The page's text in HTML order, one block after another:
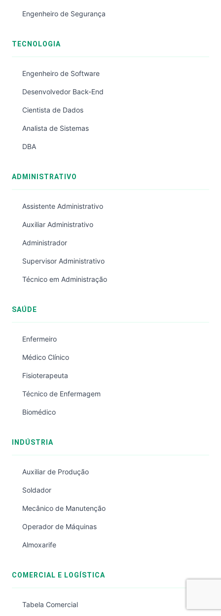
Engenheiro de Segurança
TECNOLOGIA
Engenheiro de Software
Desenvolvedor Back-End
Cientista de Dados
Analista de Sistemas
DBA
ADMINISTRATIVO
Assistente Administrativo
Auxiliar Administrativo
Administrador
Supervisor Administrativo
Técnico em Administração
SAÚDE
Enfermeiro
Médico Clínico
Fisioterapeuta
Técnico de Enfermagem
Biomédico
INDÚSTRIA
Auxiliar de Produção
Soldador
Mecânico de Manutenção
Operador de Máquinas
Almoxarife
COMERCIAL E LOGÍSTICA
Tabela Comercial